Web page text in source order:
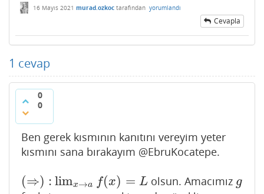
16 Mayıs 2021 murad.ozkoc tarafından yorumlandı
Cevapla
1 cevap
0
0
Ben gerek kısmının kanıtını vereyim yeter
kısmını sana bırakayım @EbruKocatepe.
(⇒) :
(⇒): limx→a f(x) = L
limx→a (x)=L olsun. Amacımız g
g